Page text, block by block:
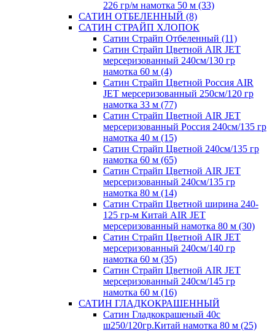
226 гр/м намотка 50 м (33)
САТИН ОТБЕЛЕННЫЙ (8)
САТИН СТРАЙП ХЛОПОК
Сатин Страйп Отбеленный (11)
Сатин Страйп Цветной AIR JET
мерсеризованный 240см/130 гр
намотка 60 м (4)
Сатин Страйп Цветной Россия AIR
JET мерсеризованный 250см/120 гр
намотка 33 м (77)
Сатин Страйп Цветной AIR JET
мерсеризованный Россия 240см/135 гр
намотка 40 м (15)
Сатин Страйп Цветной 240см/135 гр
намотка 60 м (65)
Сатин Страйп Цветной AIR JET
мерсеризованный 240см/135 гр
намотка 80 м (14)
Сатин Страйп Цветной ширина 240-
125 гр-м Китай AIR JET
мерсеризованный намотка 80 м (30)
Сатин Страйп Цветной AIR JET
мерсеризованный 240см/140 гр
намотка 60 м (35)
Сатин Страйп Цветной AIR JET
мерсеризованный 240см/145 гр
намотка 60 м (16)
САТИН ГЛАДКОКРАШЕННЫЙ
Сатин Гладкокрашеный 40с
ш250/120гр.Китай намотка 80 м (25)